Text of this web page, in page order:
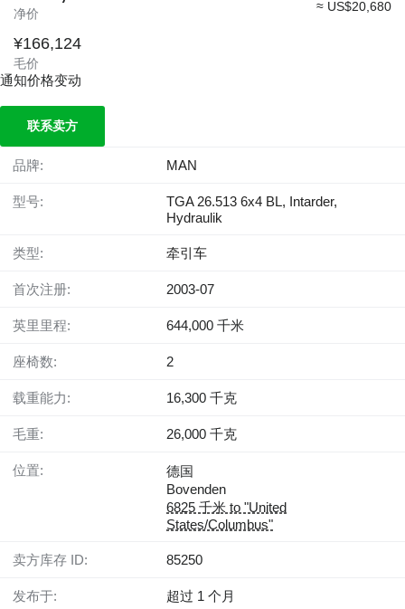
净价
≈ US$20,680
¥166,124
毛价
通知价格变动
联系卖方
品牌: MAN
型号:
TGA 26.513 6x4 BL, Intarder,
Hydraulik
类型: 牵引车
首次注册: 2003-07
英里里程: 644,000 千米
座椅数: 2
载重能力: 16,300 千克
毛重: 26,000 千克
位置:
德国
Bovenden
6825 千米 to "United
States/Columbus"
卖方库存 ID: 85250
发布于: 超过 1 个月